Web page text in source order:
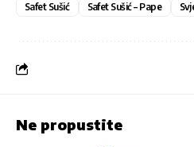
Safet Sušić
Safet Sušić – Pape
Ne propustite